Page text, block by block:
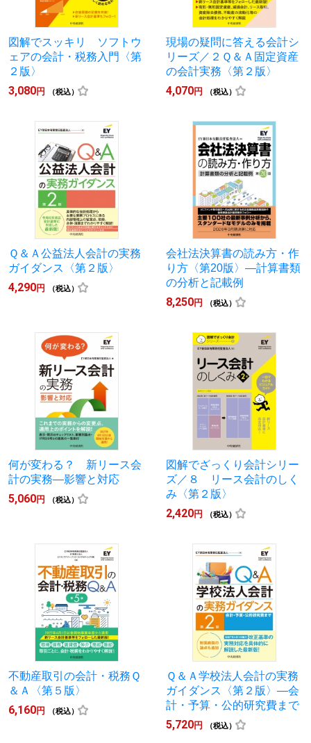
図解でスッキリ ソフトウ
ェアの会計・税務入門〈第
２版〉
3,080円 （税込）
現場の疑問に答える会計シ
リーズ／２Ｑ＆Ａ固定資産
の会計実務〈第２版〉
4,070円 （税込）
Ｑ＆Ａ公益法人会計の実務
ガイダンス〈第２版〉
4,290円 （税込）
会社法決算書の読み方・作
り方〈第20版〉―計算書類
の分析と記載例
8,250円 （税込）
何が変わる？ 新リース会
計の実務―影響と対応
5,060円 （税込）
図解でざっくり会計シリー
ズ／８ リース会計のしく
み〈第２版〉
2,420円 （税込）
不動産取引の会計・税務Ｑ
＆Ａ〈第５版〉
6,160円 （税込）
Ｑ＆Ａ学校法人会計の実務
ガイダンス〈第２版〉―会
計・予算・公的研究費まで
5,720円 （税込）